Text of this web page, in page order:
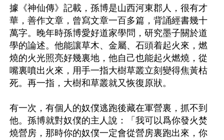
據《神仙傳》記載，孫博是山西河東郡人，很有才
華，善作文章，曾寫文章一百多篇，背誦經書幾十
萬字。晚年時孫博愛好道家學問，研究墨子關於道
學的論述。他能讓草木、金屬、石頭着起火來，燃
燒的火光照亮好幾裏地，他自己也能起火燃燒，從
嘴裏噴出火來，用手一指大樹草叢立刻變得焦黃枯
死。再一指，大樹和草叢就又恢復原狀。
有一次，有個人的奴僕逃跑後藏在軍營裏，抓不到
他。孫博就對奴僕的主人說：「我可以爲你發火焚
燒營房，那時你的奴僕一定會從營房裏跑出來，你